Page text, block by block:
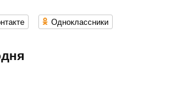
Одноклассники